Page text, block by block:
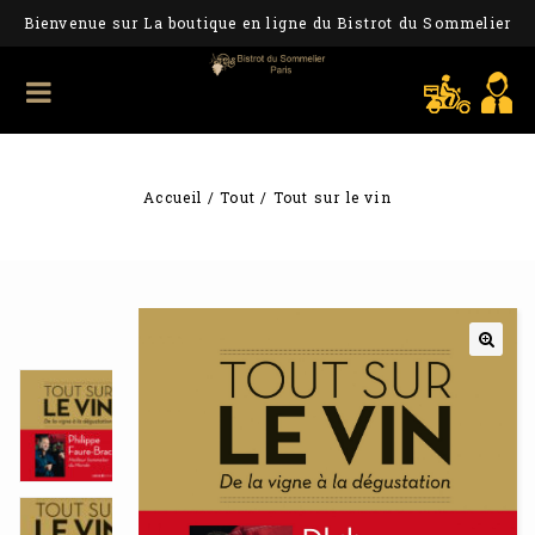
Bienvenue sur La boutique en ligne du Bistrot du Sommelier
Accueil /Tout / Tout sur le vin